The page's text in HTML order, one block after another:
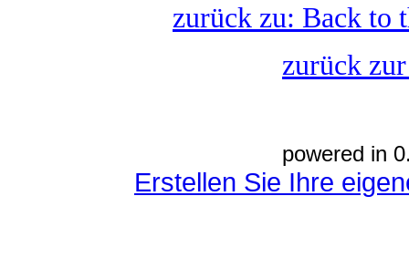
zurück zu: Back to
zurück
powered in
Erstellen Sie Ihre